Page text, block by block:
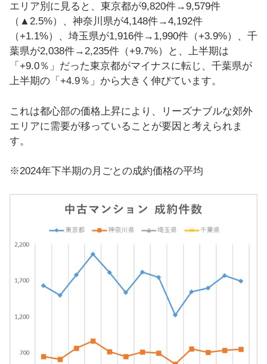
エリア別に見ると、東京都が9,820件→9,579件
（▲2.5%）、神奈川県が4,148件→4,192件
（+1.1%）、埼玉県が1,916件→1,990件（+3.9%）、千
葉県が2,038件→2,235件（+9.7%）と、上半期は
「+9.0％」だった東京都がマイナスに転じ、千葉県が
上半期の「+4.9％」から大きく伸びています。
これは都心部の価格上昇により、リーズナブルな郊外
エリアに需要が移っていることが要因と考えられま
す。
※2024年下半期の月ごとの成約価格の平均